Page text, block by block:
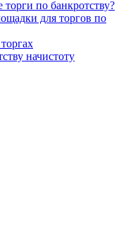
по банкротству?
для торгов по
начистоту